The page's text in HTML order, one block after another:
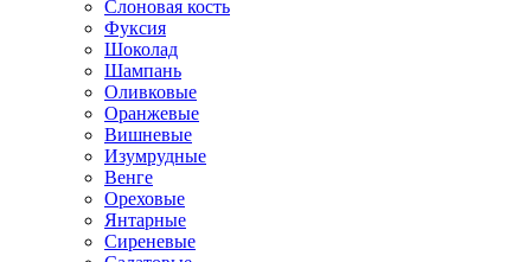
Слоновая кость
Фуксия
Шоколад
Шампань
Оливковые
Оранжевые
Вишневые
Изумрудные
Венге
Ореховые
Янтарные
Сиреневые